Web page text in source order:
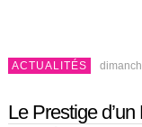
ACTUALITÉS
Le Prestige